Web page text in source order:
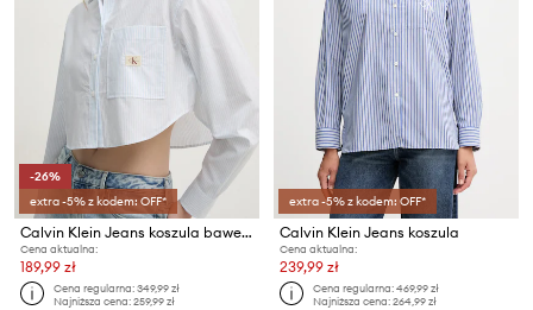
-26%
extra -5% z kodem: OFF*
Calvin Klein Jeans koszula bawełniana
Cena aktualna:
189,99 zł
Cena regularna:349,99 zł
Najniższa cena:259,99 zł
extra -5% z kodem: OFF*
Calvin Klein Jeans koszula
Cena aktualna:
239,99 zł
Cena regularna:469,99 zł
Najniższa cena:264,99 zł